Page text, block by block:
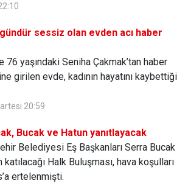
gündür sessiz olan evden acı haber
yaşındaki Seniha Çakmak’tan haber
girilen evde, kadının hayatını kaybettiği
20:59
Bucak ve Hatun yanıtlayacak
Belediyesi Eş Başkanları Serra Bucak
katılacağı Halk Buluşması, hava koşulları
ertelenmişti.